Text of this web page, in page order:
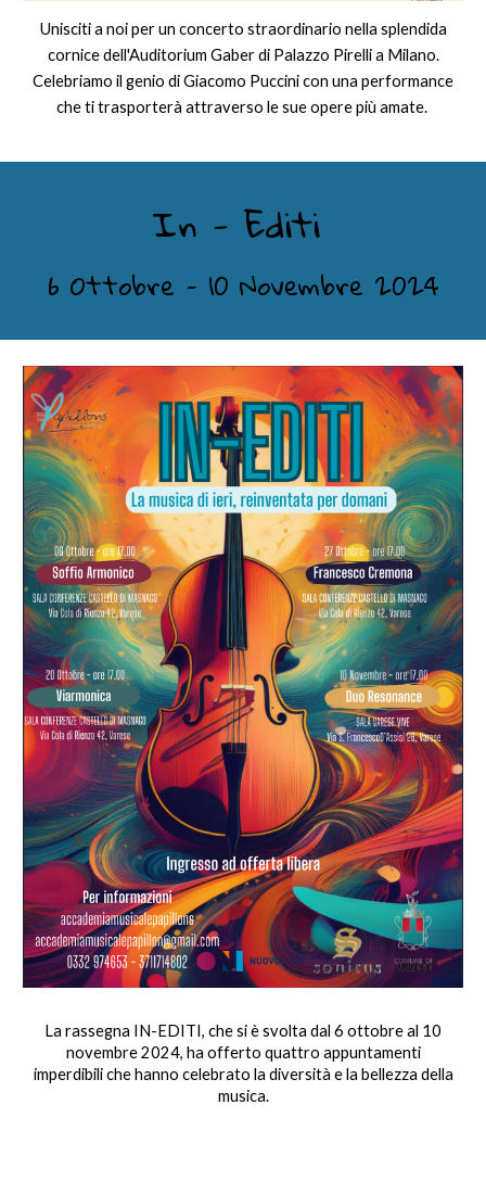
Unisciti a noi per un concerto straordinario nella splendida
cornice dell'Auditorium Gaber di Palazzo Pirelli a Milano.
Celebriamo il genio di Giacomo Puccini con una performance
che ti trasporterà attraverso le sue opere più amate.
In - Editi
6 Ottobre - 10 Novembre 2024
La rassegna IN-EDITI, che si è svolta dal 6 ottobre al 10
novembre 2024, ha offerto quattro appuntamenti
imperdibili che hanno celebrato la diversità e la bellezza della
musica.